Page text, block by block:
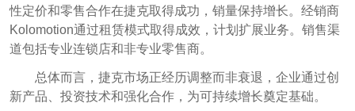
性定价和零售合作在捷克取得成功，销量保持增长。经销商
Kolomotion通过租赁模式取得成效，计划扩展业务。销售渠
道包括专业连锁店和非专业零售商。
总体而言，捷克市场正经历调整而非衰退，企业通过创
新产品、投资技术和强化合作，为可持续增长奠定基础。